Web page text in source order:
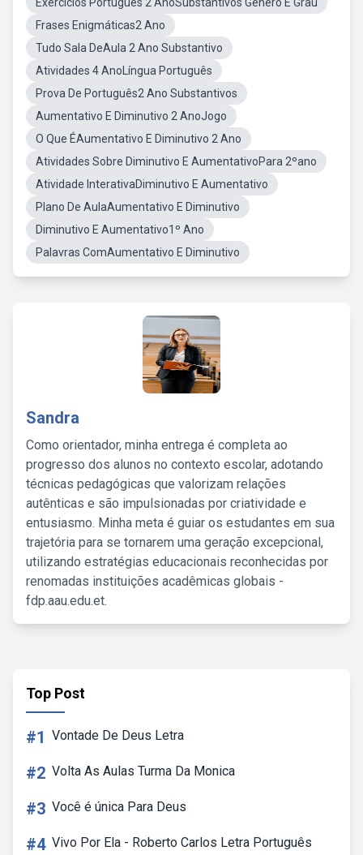
Frases Enigmáticas2 Ano
Tudo Sala DeAula 2 Ano Substantivo
Atividades 4 AnoLíngua Português
Prova De Português2 Ano Substantivos
Aumentativo E Diminutivo 2 AnoJogo
O Que ÉAumentativo E Diminutivo 2 Ano
Atividades Sobre Diminutivo E AumentativoPara 2ºano
Atividade InterativaDiminutivo E Aumentativo
Plano De AulaAumentativo E Diminutivo
Diminutivo E Aumentativo1º Ano
Palavras ComAumentativo E Diminutivo
Sandra
Como orientador, minha entrega é completa ao
progresso dos alunos no contexto escolar, adotando
técnicas pedagógicas que valorizam relações
autênticas e são impulsionadas por criatividade e
entusiasmo. Minha meta é guiar os estudantes em sua
trajetória para se tornarem uma geração excepcional,
utilizando estratégias educacionais reconhecidas por
renomadas instituições acadêmicas globais -
fdp.aau.edu.et.
Top Post
#1 Vontade De Deus Letra
#2 Volta As Aulas Turma Da Monica
#3 Você é única Para Deus
#4 Vivo Por Ela - Roberto Carlos Letra Português